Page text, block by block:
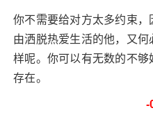
你不需要给对方太多约束
由洒脱热爱生活的他，又
样呢。你可以有无数的不
存在。
-